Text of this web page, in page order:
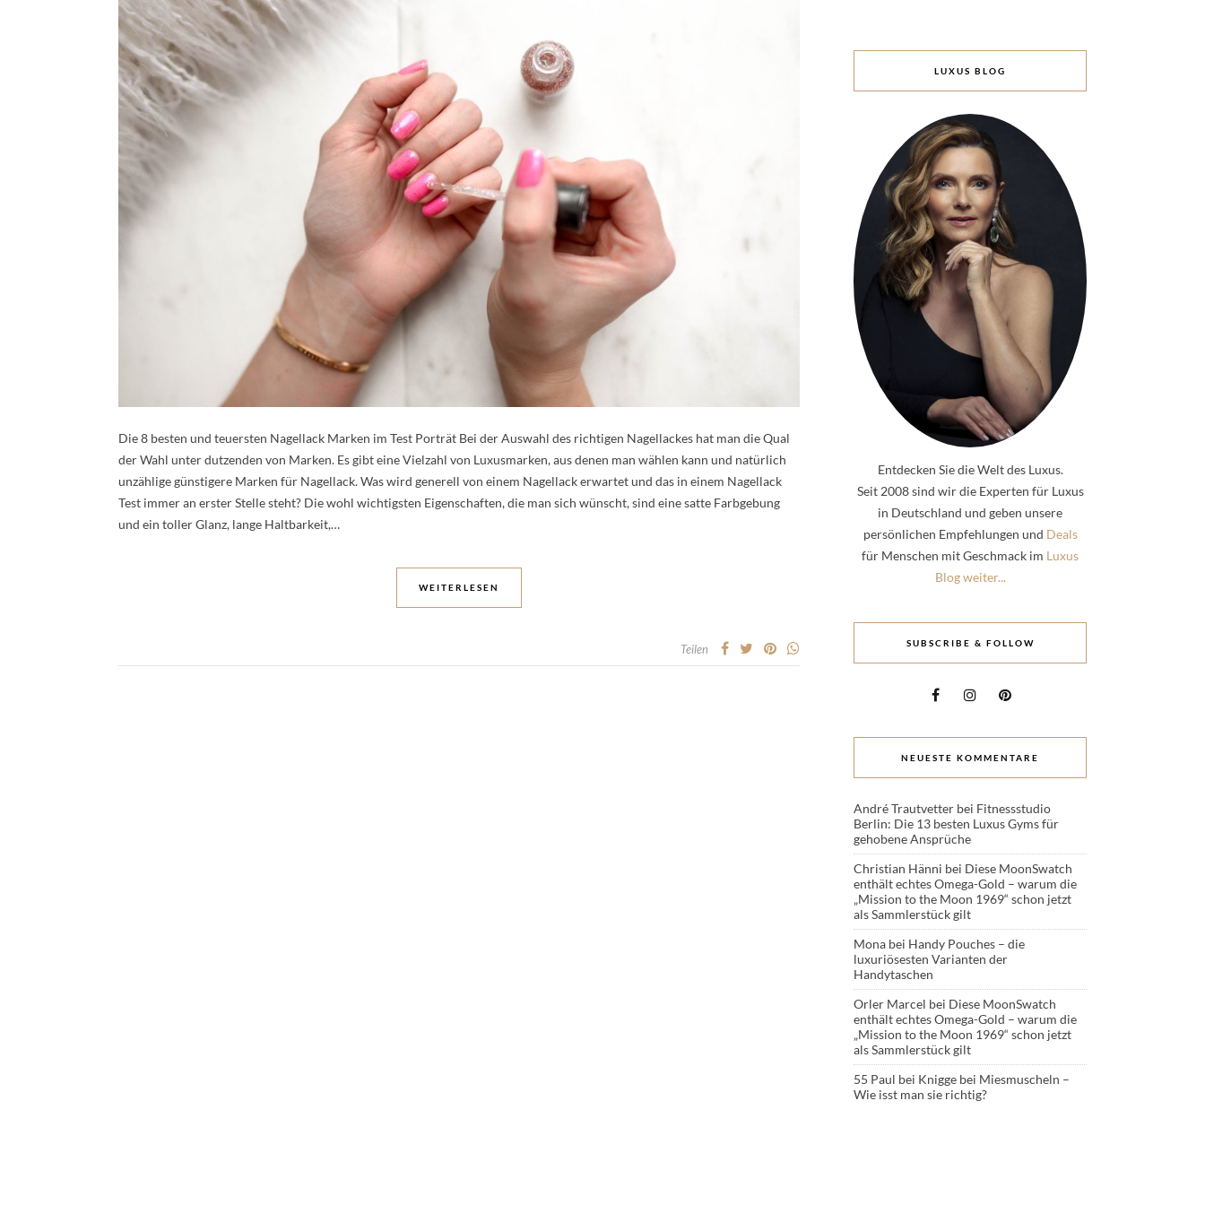
Die 8 besten und teuersten Nagellack Marken im Test Porträt Bei der Auswahl des richtigen Nagellackes hat man die Qual
der Wahl unter dutzenden von Marken. Es gibt eine Vielzahl von Luxusmarken, aus denen man wählen kann und natürlich
unzählige günstigere Marken für Nagellack. Was wird generell von einem Nagellack erwartet und das in einem Nagellack
Test immer an erster Stelle steht? Die wohl wichtigsten Eigenschaften, die man sich wünscht, sind eine satte Farbgebung
und ein toller Glanz, lange Haltbarkeit,…
WEITERLESEN
Teilen
LUXUS BLOG
Entdecken Sie die Welt des Luxus.
Seit 2008 sind wir die Experten für Luxus
in Deutschland und geben unsere
persönlichen Empfehlungen und Deals
für Menschen mit Geschmack im Luxus
Blog weiter...
SUBSCRIBE & FOLLOW
NEUESTE KOMMENTARE
André Trautvetter bei Fitnessstudio
Berlin: Die 13 besten Luxus Gyms für
gehobene Ansprüche
Christian Hänni bei Diese MoonSwatch
enthält echtes Omega-Gold – warum die
„Mission to the Moon 1969“ schon jetzt
als Sammlerstück gilt
Mona bei Handy Pouches – die
luxuriösesten Varianten der
Handytaschen
Orler Marcel bei Diese MoonSwatch
enthält echtes Omega-Gold – warum die
„Mission to the Moon 1969“ schon jetzt
als Sammlerstück gilt
55 Paul bei Knigge bei Miesmuscheln –
Wie isst man sie richtig?